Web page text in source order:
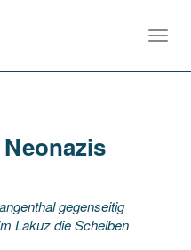
gegenseitig
Lakuz die Scheiben